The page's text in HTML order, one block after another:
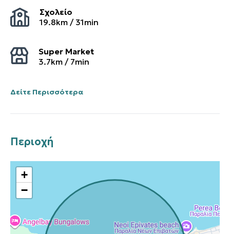
Σχολείο
19.8km / 31min
Super Market
3.7km / 7min
Δείτε Περισσότερα
Περιοχή
+
−